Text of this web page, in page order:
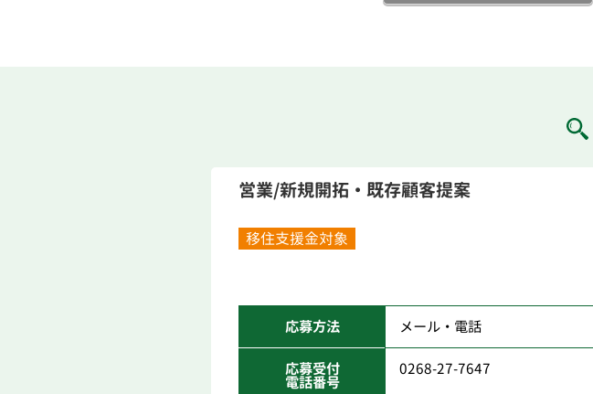
営業/新規開拓・既存顧客提案
移住支援金対象
応募方法 メール・電話
応募受付
電話番号
0268-27-7647